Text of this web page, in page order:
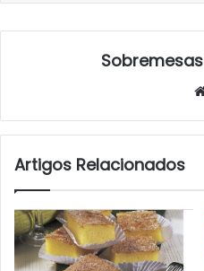
Artigos Relacionados